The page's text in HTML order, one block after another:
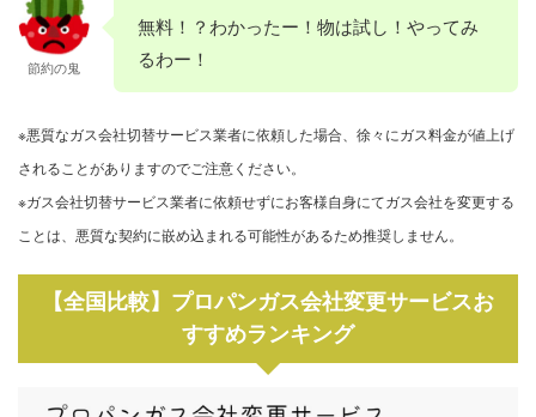
節約の鬼
無料！？わかったー！物は試し！やってみ
るわー！
※悪質なガス会社切替サービス業者に依頼した場合、徐々にガス料金が値上げ
されることがありますのでご注意ください。
※ガス会社切替サービス業者に依頼せずにお客様自身にてガス会社を変更する
ことは、悪質な契約に嵌め込まれる可能性があるため推奨しません。
【全国比較】プロパンガス会社変更サービスお
すすめランキング